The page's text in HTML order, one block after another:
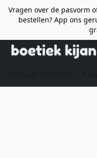
Vragen over de pasvorm
bestellen? App ons